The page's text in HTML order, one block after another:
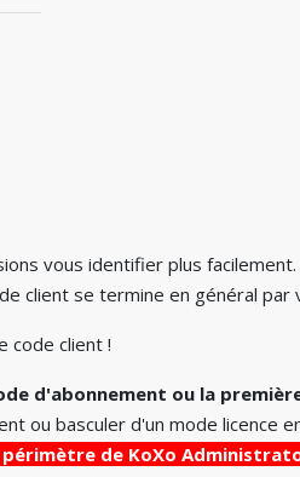
vous identifier plus
client se termine en général
code client !
d'abonnement ou la
ou basculer d'un mode licence
périmètre de KoXo